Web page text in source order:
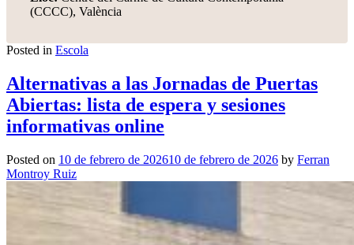
(CCCC), València
Posted in Escola
Alternativas a las Jornadas de Puertas
Abiertas: lista de espera y sesiones
informativas online
Posted on 10 de febrero de 202610 de febrero de 2026 by Ferran
Montroy Ruiz